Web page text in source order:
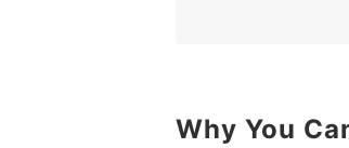
5 เลือกแผ่นลอกสิวที่
Why You